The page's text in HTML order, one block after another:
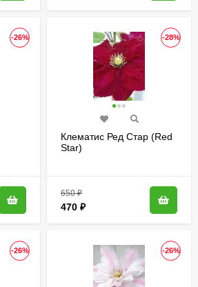
-26% -28%
Клематис Ред Стар (Red
Star)
650₽
470 ₽
-26% -26%